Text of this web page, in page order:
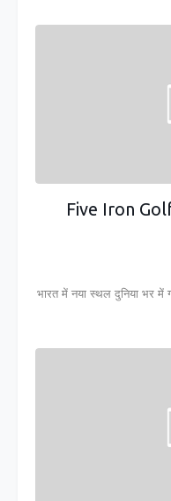
Five Iron Golf
भारत में नया स्थल दुनिया भर